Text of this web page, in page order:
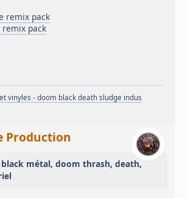
remix pack
pack
vinyles - doom black death sludge indus
Production
black métal, doom thrash, death,